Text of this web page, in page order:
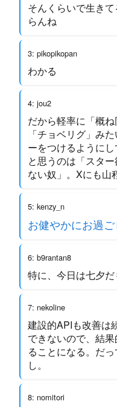
そんくらいで生き
らんね
3: pikopikopan
わかる
4: jou2
だから軽率に「概
「チョベリグ」み
ーをつけるように
と思うのは「スタ
ない奴」。Xにも山
5: kenzy_n
お健やかにお過ご
6: b9rantan8
特に、今日は七夕
7: nekoline
建設的APIも改善は
できないので、結
ることになる。だ
し。
8: nomitori